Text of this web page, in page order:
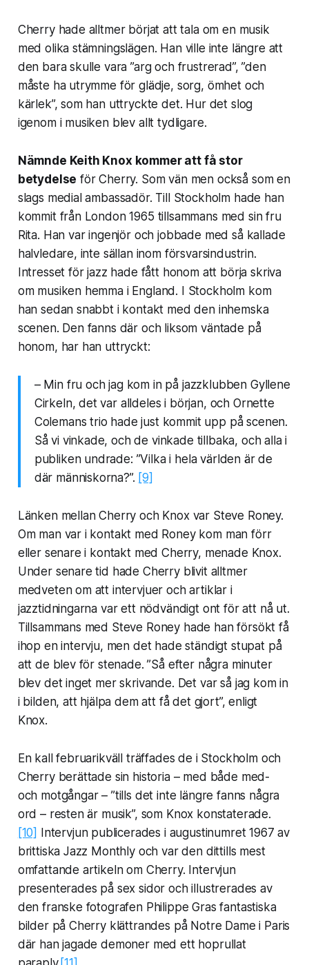
Cherry hade alltmer börjat att tala om en musik
med olika stämningslägen. Han ville inte längre att
den bara skulle vara ”arg och frustrerad”, ”den
måste ha utrymme för glädje, sorg, ömhet och
kärlek”, som han uttryckte det. Hur det slog
igenom i musiken blev allt tydligare.
Nämnde Keith Knox kommer att få stor
betydelse för Cherry. Som vän men också som en
slags medial ambassadör. Till Stockholm hade han
kommit från London 1965 tillsammans med sin fru
Rita. Han var ingenjör och jobbade med så kallade
halvledare, inte sällan inom försvarsindustrin.
Intresset för jazz hade fått honom att börja skriva
om musiken hemma i England. I Stockholm kom
han sedan snabbt i kontakt med den inhemska
scenen. Den fanns där och liksom väntade på
honom, har han uttryckt:
– Min fru och jag kom in på jazzklubben Gyllene
Cirkeln, det var alldeles i början, och Ornette
Colemans trio hade just kommit upp på scenen.
Så vi vinkade, och de vinkade tillbaka, och alla i
publiken undrade: ”Vilka i hela världen är de
där människorna?”. [9]
Länken mellan Cherry och Knox var Steve Roney.
Om man var i kontakt med Roney kom man förr
eller senare i kontakt med Cherry, menade Knox.
Under senare tid hade Cherry blivit alltmer
medveten om att intervjuer och artiklar i
jazztidningarna var ett nödvändigt ont för att nå ut.
Tillsammans med Steve Roney hade han försökt få
ihop en intervju, men det hade ständigt stupat på
att de blev för stenade. ”Så efter några minuter
blev det inget mer skrivande. Det var så jag kom in
i bilden, att hjälpa dem att få det gjort”, enligt
Knox.
En kall februarikväll träffades de i Stockholm och
Cherry berättade sin historia – med både med-
och motgångar – ”tills det inte längre fanns några
ord – resten är musik”, som Knox konstaterade.
[10] Intervjun publicerades i augustinumret 1967 av
brittiska Jazz Monthly och var den dittills mest
omfattande artikeln om Cherry. Intervjun
presenterades på sex sidor och illustrerades av
den franske fotografen Philippe Gras fantastiska
bilder på Cherry klättrandes på Notre Dame i Paris
där han jagade demoner med ett hoprullat